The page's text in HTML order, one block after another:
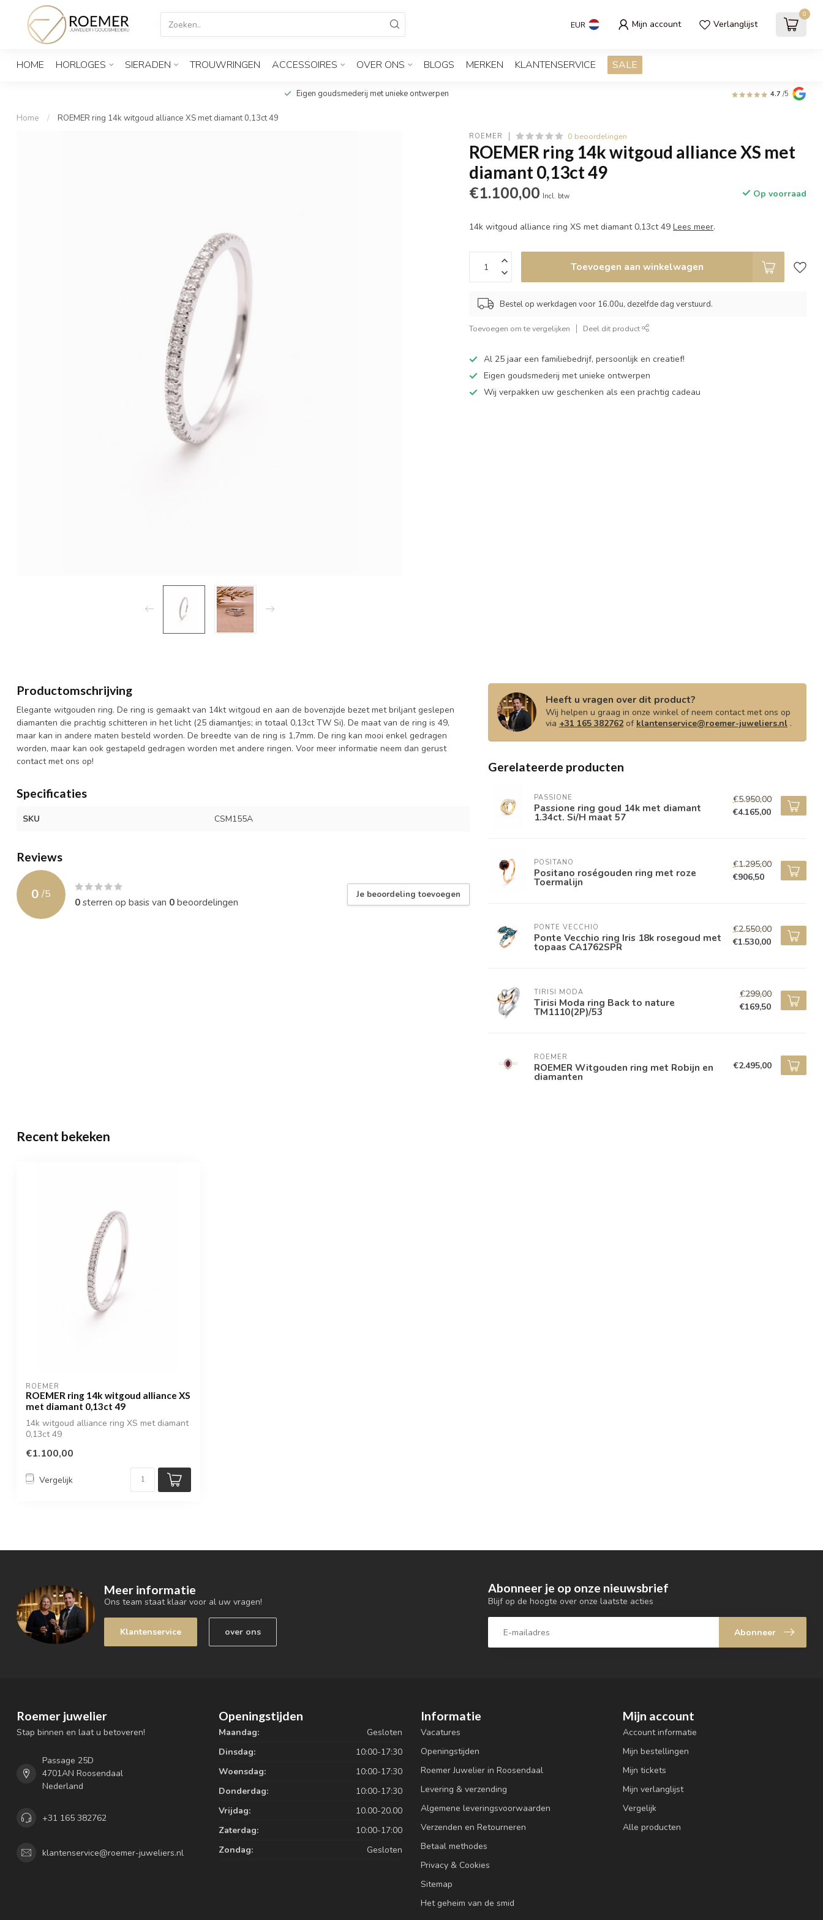
EUR Mijn account Verlanglijst
0
HOME HORLOGES SIERADEN TROUWRINGEN ACCESSOIRES OVER ONS BLOGS MERKEN KLANTENSERVICE SALE
Eigen goudsmederij met unieke ontwerpen 4.7 /5
Home / ROEMER ring 14k witgoud alliance XS met diamant 0,13ct 49
ROEMER 0 beoordelingen
ROEMER ring 14k witgoud alliance XS met
diamant 0,13ct 49
€1.100,00 Incl. btw Op voorraad
14k witgoud alliance ring XS met diamant 0,13ct 49Lees meer.
Toevoegen aan winkelwagen
Bestel op werkdagen voor 16.00u, dezelfde dag verstuurd.
Toevoegen om te vergelijken Deel dit product
Al 25 jaar een familiebedrijf, persoonlijk en creatief!
Eigen goudsmederij met unieke ontwerpen
Wij verpakken uw geschenken als een prachtig cadeau
Productomschrijving
Elegante witgouden ring. De ring is gemaakt van 14kt witgoud en aan de bovenzijde bezet met briljant geslepen
diamanten die prachtig schitteren in het licht (25 diamantjes; in totaal 0,13ct TW Si). De maat van de ring is 49,
maar kan in andere maten besteld worden. De breedte van de ring is 1,7mm. De ring kan mooi enkel gedragen
worden, maar kan ook gestapeld gedragen worden met andere ringen. Voor meer informatie neem dan gerust
contact met ons op!
Specificaties
SKU CSM155A
Reviews
0 /5
0sterren op basis van 0beoordelingen
Je beoordeling toevoegen
Heeft u vragen over dit product?
Wij helpen u graag in onze winkel of neem contact met ons op
via +31 165 382762of klantenservice@roemer-juweliers.nl .
Gerelateerde producten
PASSIONE
Passione ring goud 14k met diamant
1.34ct. Si/H maat 57
€5.950,00
€4.165,00
POSITANO
Positano roségouden ring met roze
Toermalijn
€1.295,00
€906,50
PONTE VECCHIO
Ponte Vecchio ring Iris 18k rosegoud met
topaas CA1762SPR
€2.550,00
€1.530,00
TIRISI MODA
Tirisi Moda ring Back to nature
TM1110(2P)/53
€299,00
€169,50
ROEMER
ROEMER Witgouden ring met Robijn en
diamanten
€2.495,00
Recent bekeken
ROEMER
ROEMER ring 14k witgoud alliance XS
met diamant 0,13ct 49
14k witgoud alliance ring XS met diamant
0,13ct 49
€1.100,00
Vergelijk
Meer informatie
Ons team staat klaar voor al uw vragen!
Klantenservice over ons
Abonneer je op onze nieuwsbrief
Blijf op de hoogte over onze laatste acties
Abonneer
Roemer juwelier
Stap binnen en laat u betoveren!
Passage 25D
4701AN Roosendaal
Nederland
+31 165 382762
klantenservice@roemer-juweliers.nl
Openingstijden
Maandag:
Gesloten
Dinsdag:
10:00-17:30
Woensdag:
10:00-17:30
Donderdag:
10:00-17:30
Vrijdag:
10.00-20.00
Zaterdag:
10:00-17:00
Zondag:
Gesloten
Informatie
Vacatures
Openingstijden
Roemer Juwelier in Roosendaal
Levering & verzending
Algemene leveringsvoorwaarden
Verzenden en Retourneren
Betaal methodes
Privacy & Cookies
Sitemap
Het geheim van de smid
Mijn account
Account informatie
Mijn bestellingen
Mijn tickets
Mijn verlanglijst
Vergelijk
Alle producten